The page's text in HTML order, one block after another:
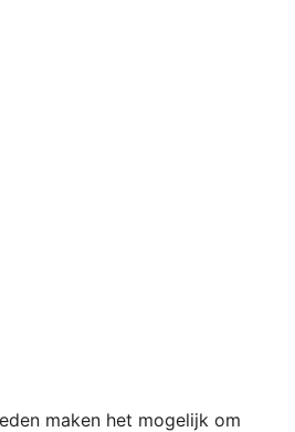
maken het mogelijk om